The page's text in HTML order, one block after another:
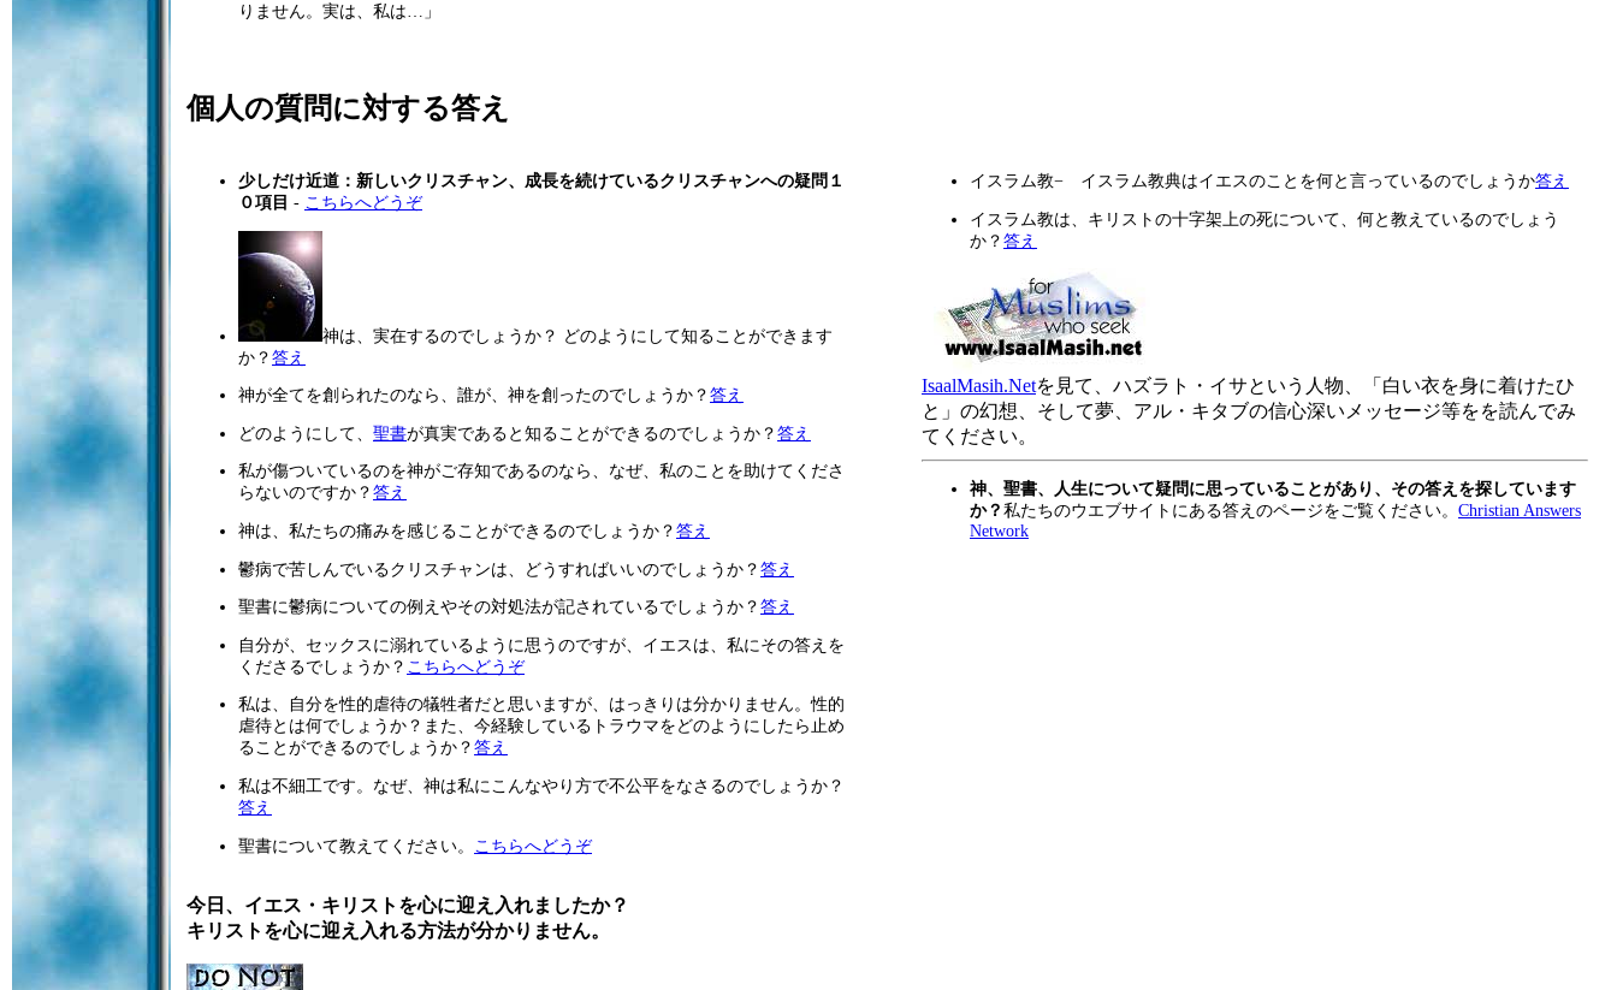
りません。実は、私は…」
個人の質問に対する答え
少しだけ近道：新しいクリスチャン、成長を続けているクリスチャンへの疑問１
０項目 - こちらへどうぞ
神は、実在するのでしょうか？ どのようにして知ることができます
か？ 答え
神が全てを創られたのなら、誰が、神を創ったのでしょうか？ 答え
どのようにして、 聖書が真実であると知ることができるのでしょうか？ 答え
私が傷ついているのを神がご存知であるのなら、なぜ、私のことを助けてくださ
らないのですか？ 答え
神は、私たちの痛みを感じることができるのでしょうか？ 答え
鬱病で苦しんでいるクリスチャンは、どうすればいいのでしょうか？ 答え
聖書に鬱病についての例えやその対処法が記されているでしょうか？ 答え
自分が、セックスに溺れているように思うのですが、イエスは、私にその答えを
くださるでしょうか？ こちらへどうぞ
私は、自分を性的虐待の犠牲者だと思いますが、はっきりは分かりません。性的
虐待とは何でしょうか？また、今経験しているトラウマをどのようにしたら止め
ることができるのでしょうか？ 答え
私は不細工です。なぜ、神は私にこんなやり方で不公平をなさるのでしょうか？
答え
聖書について教えてください。 こちらへどうぞ
イスラム教− イスラム教典はイエスのことを何と言っているのでしょうか答え
イスラム教は、キリストの十字架上の死について、何と教えているのでしょう
か？ 答え
IsaalMasih.Netを見て、ハズラト・イサという人物、「白い衣を身に着けたひ
と」の幻想、そして夢、アル・キタブの信心深いメッセージ等をを読んでみ
てください。
神、聖書、人生について疑問に思っていることがあり、その答えを探しています
か？ 私たちのウエブサイトにある答えのページをご覧ください。 Christian Answers
Network
今日、イエス・キリストを心に迎え入れましたか？
キリストを心に迎え入れる方法が分かりません。